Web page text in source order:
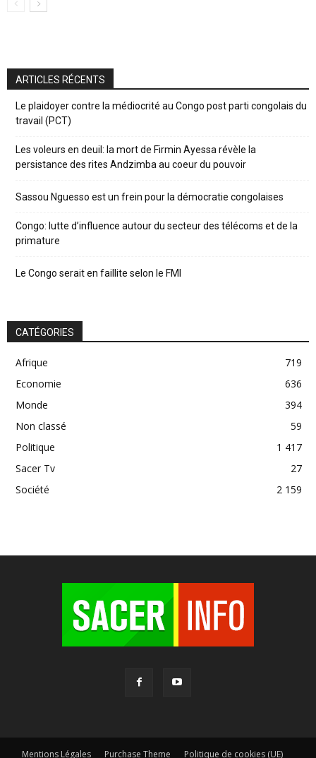
ARTICLES RÉCENTS
Le plaidoyer contre la médiocrité au Congo post parti congolais du
travail (PCT)
Les voleurs en deuil: la mort de Firmin Ayessa révèle la
persistance des rites Andzimba au coeur du pouvoir
Sassou Nguesso est un frein pour la démocratie congolaises
Congo: lutte d’influence autour du secteur des télécoms et de la
primature
Le Congo serait en faillite selon le FMI
CATÉGORIES
Afrique
719
Economie
636
Monde
394
Non classé
59
Politique
1 417
Sacer Tv
27
Société
2 159
Mentions Légales Purchase Theme Politique de cookies (UE)